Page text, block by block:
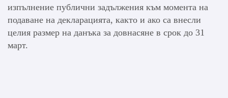
изпълнение публични задължения към момента на
подаване на декларацията, както и ако са внесли
целия размер на данъка за довнасяне в срок до 31
март.